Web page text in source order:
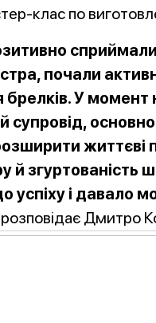
клас по
почали
брелків. У
супровід,
й згуртованість
успіху і давало
Дмитро